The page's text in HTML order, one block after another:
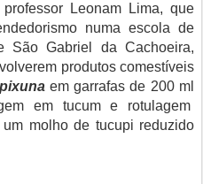
Leonam Lima, que
numa escola de
São Gabriel da Cachoeira,
produtos comestíveis
em garrafas de 200 ml
em tucum e rotulagem
molho de tucupi reduzido